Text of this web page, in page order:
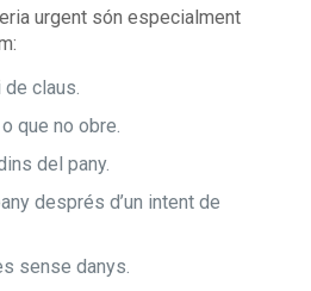
urgent són especialment
claus.
que no obre.
del pany.
després d’un intent de
sense danys.